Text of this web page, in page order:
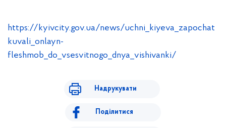
https://kyivcity.gov.ua/news/uchni_kiyeva_zapochat
kuvali_onlayn-
fleshmob_do_vsesvitnogo_dnya_vishivanki/
Надрукувати
Поділитися